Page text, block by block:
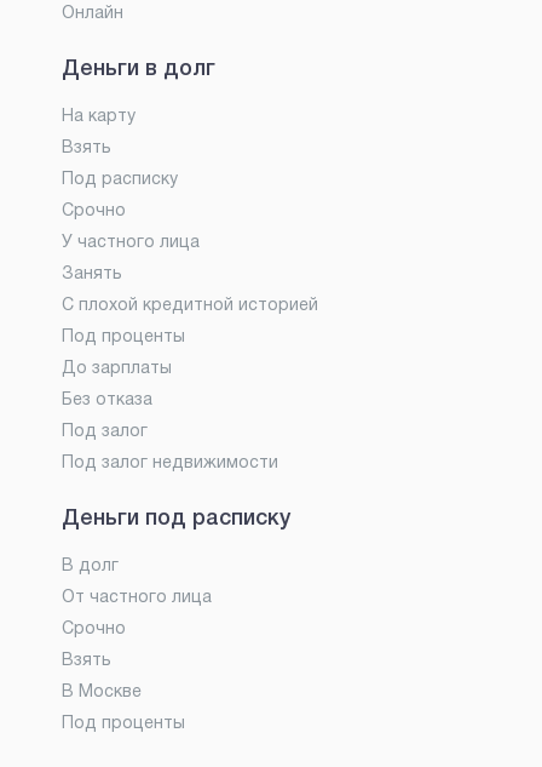
Онлайн
Деньги в долг
На карту
Взять
Под расписку
Срочно
У частного лица
Занять
С плохой кредитной историей
Под проценты
До зарплаты
Без отказа
Под залог
Под залог недвижимости
Деньги под расписку
В долг
От частного лица
Срочно
Взять
В Москве
Под проценты